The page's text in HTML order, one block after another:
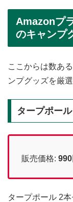
Amazonプ
のキャンプ
ここからは数あ
ンプグッズを厳
タープポー
販売価格: 990
タープポール 2